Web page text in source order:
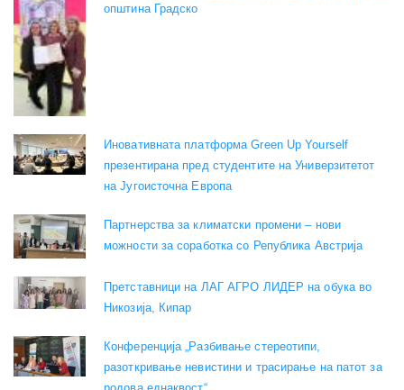
општина Градско
Иновативната платформа Green Up Yourself
презентирана пред студентите на Универзитетот
на Југоисточна Европа
Партнерства за климатски промени – нови
можности за соработка со Република Австрија
Претставници на ЛАГ АГРО ЛИДЕР на обука во
Никозија, Кипар
Конференција „Разбивање стереотипи,
разоткривање невистини и трасирање на патот за